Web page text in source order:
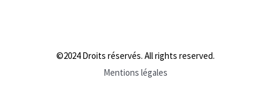
©2024 Droits réservés. All rights reserved.
Mentions légales